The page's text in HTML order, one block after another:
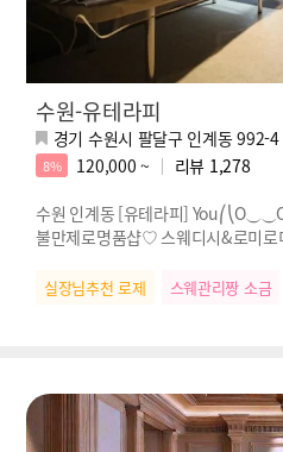
수원-유테라피
경기 수원시 팔달구 인계동 992-4
8% 120,000 ~ 리뷰 1,278
수원 인계동 [유테라피]
불만제로명품샵♡ 스웨디시&로미로
실장님추천 로제 스웨관리짱 소금